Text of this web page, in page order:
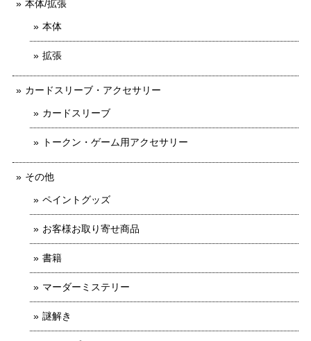
本体/拡張
本体
拡張
カードスリーブ・アクセサリー
カードスリーブ
トークン・ゲーム用アクセサリー
その他
ペイントグッズ
お客様お取り寄せ商品
書籍
マーダーミステリー
謎解き